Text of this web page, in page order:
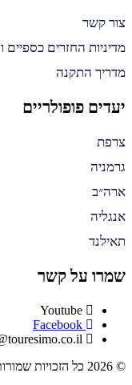
צור קשר
מדיניות החזרים כספיים
מדריך התקנה
יעדים פופולריים
צרפת
גרמניה
ארה״ב
אנגליה
תאילנד
שמרו על קשר
Youtube
Facebook
© 2026 כל הזכויות שמורות ל־touresimo